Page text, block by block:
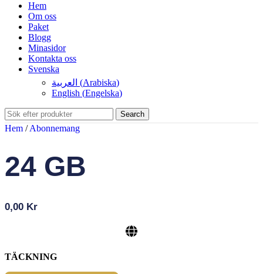
Hem
Om oss
Paket
Blogg
Minasidor
Kontakta oss
Svenska
العربية (Arabiska)
English (Engelska)
Search
Hem / Abonnemang
24 GB
0,00 Kr
TÄCKNING